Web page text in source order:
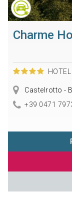
Charme
HOTEL
Castelrotto -
+39 0471